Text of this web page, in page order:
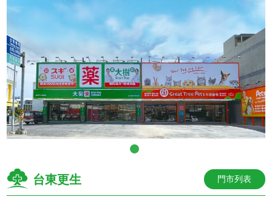
台東更生 門市列表